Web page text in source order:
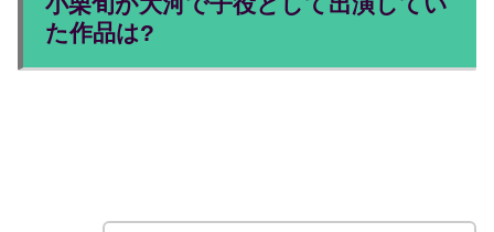
た作品は?